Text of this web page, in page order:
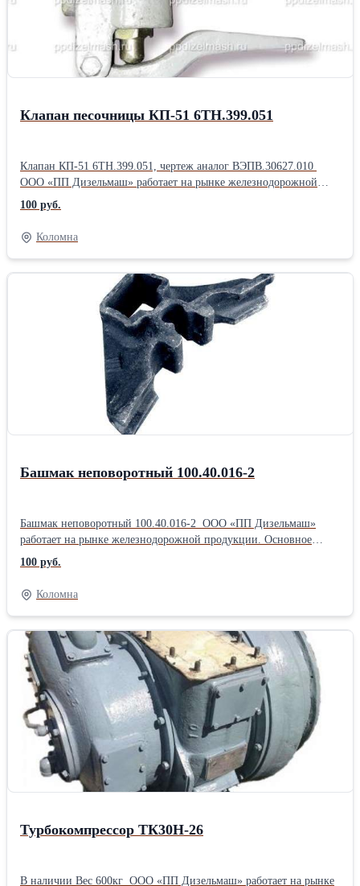
Клапан песочницы КП-51 6ТН.399.051
Клапан КП-51 6ТН.399.051, чертеж аналог ВЭПВ.30627.010
ООО «ПП Дизельмаш» работает на рынке железнодорожной
продукции. Основное направление фирмы – комплексная
поставка железнодорожного оборудования, а также капитальный
ремонт маневровых тепловозов серии ТГМ, ТЭМ. ООО «ПП
Дизельмаш» имеет возможность проводить ремонт тепловозов и
дизелей в заводских условиях, а также силами выездной
бригады по месту приписки тепловоза.
100 руб.
Коломна
Башмак неповоротный 100.40.016-2
Башмак неповоротный 100.40.016-2 ООО «ПП Дизельмаш»
работает на рынке железнодорожной продукции. Основное
направление фирмы – комплексная поставка железнодорожного
оборудования, а также капитальный ремонт маневровых
тепловозов серии ТГМ, ТЭМ. ООО «ПП Дизельмаш» имеет
возможность проводить ремонт тепловозов и дизелей в
заводских условиях, а также силами выездной бригады по месту
приписки тепловоза.
100 руб.
Коломна
Турбокомпрессор ТК30Н-26
В наличии Вес 600кг ООО «ПП Дизельмаш» работает на рынке